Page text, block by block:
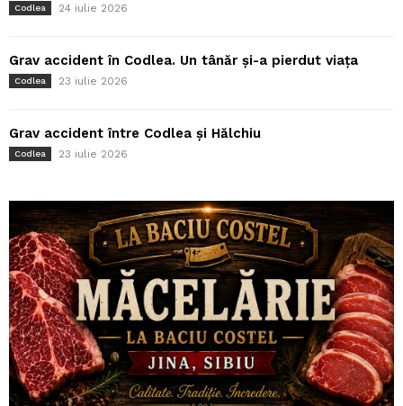
Codlea 24 iulie 2026
Grav accident în Codlea. Un tânăr și-a pierdut viața
Codlea 23 iulie 2026
Grav accident între Codlea și Hălchiu
Codlea 23 iulie 2026